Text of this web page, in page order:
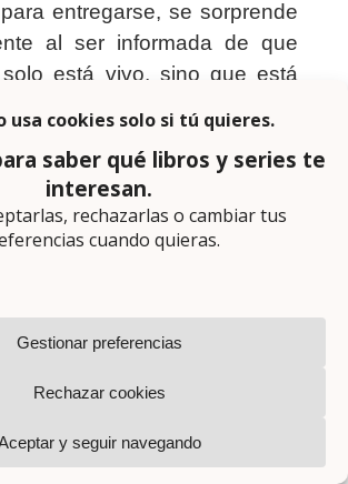
entregarse, se sorprende
al ser informada de que
está vivo, sino que está
no fuera poco, su
donde los hechos han
presenta ningún indicio de
lados del